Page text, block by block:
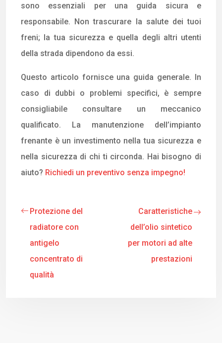
sono essenziali per una guida sicura e
responsabile. Non trascurare la salute dei tuoi
freni; la tua sicurezza e quella degli altri utenti
della strada dipendono da essi.
Questo articolo fornisce una guida generale. In
caso di dubbi o problemi specifici, è sempre
consigliabile consultare un meccanico
qualificato. La manutenzione dell’impianto
frenante è un investimento nella tua sicurezza e
nella sicurezza di chi ti circonda. Hai bisogno di
aiuto? Richiedi un preventivo senza impegno!
Protezione del
radiatore con
antigelo
concentrato di
qualità
Caratteristiche
dell’olio sintetico
per motori ad alte
prestazioni